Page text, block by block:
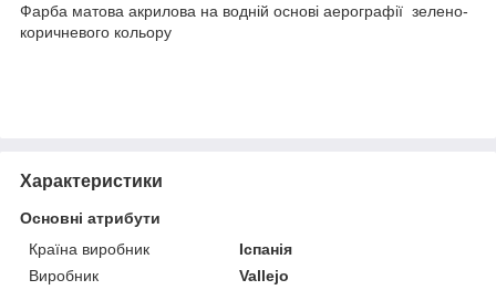
Фарба матова акрилова на водній основі аерографії зелено-
коричневого кольору
Характеристики
Основні атрибути
Країна виробник
Іспанія
Виробник
Vallejo